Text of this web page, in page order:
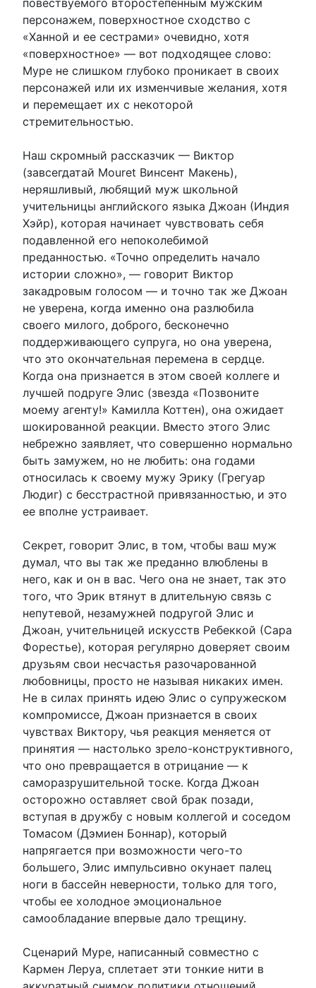
повествуемого второстепенным мужским
персонажем, поверхностное сходство с
«Ханной и ее сестрами» очевидно, хотя
«поверхностное» — вот подходящее слово:
Муре не слишком глубоко проникает в своих
персонажей или их изменчивые желания, хотя
и перемещает их с некоторой
стремительностью.
Наш скромный рассказчик — Виктор
(завсегдатай Mouret Винсент Макень),
неряшливый, любящий муж школьной
учительницы английского языка Джоан (Индия
Хэйр), которая начинает чувствовать себя
подавленной его непоколебимой
преданностью. «Точно определить начало
истории сложно», — говорит Виктор
закадровым голосом — и точно так же Джоан
не уверена, когда именно она разлюбила
своего милого, доброго, бесконечно
поддерживающего супруга, но она уверена,
что это окончательная перемена в сердце.
Когда она признается в этом своей коллеге и
лучшей подруге Элис (звезда «Позвоните
моему агенту!» Камилла Коттен), она ожидает
шокированной реакции. Вместо этого Элис
небрежно заявляет, что совершенно нормально
быть замужем, но не любить: она годами
относилась к своему мужу Эрику (Грегуар
Людиг) с бесстрастной привязанностью, и это
ее вполне устраивает.
Секрет, говорит Элис, в том, чтобы ваш муж
думал, что вы так же преданно влюблены в
него, как и он в вас. Чего она не знает, так это
того, что Эрик втянут в длительную связь с
непутевой, незамужней подругой Элис и
Джоан, учительницей искусств Ребеккой (Сара
Форестье), которая регулярно доверяет своим
друзьям свои несчастья разочарованной
любовницы, просто не называя никаких имен.
Не в силах принять идею Элис о супружеском
компромиссе, Джоан признается в своих
чувствах Виктору, чья реакция меняется от
принятия — настолько зрело-конструктивного,
что оно превращается в отрицание — к
саморазрушительной тоске. Когда Джоан
осторожно оставляет свой брак позади,
вступая в дружбу с новым коллегой и соседом
Томасом (Дэмиен Боннар), который
напрягается при возможности чего-то
большего, Элис импульсивно окунает палец
ноги в бассейн неверности, только для того,
чтобы ее холодное эмоциональное
самообладание впервые дало трещину.
Сценарий Муре, написанный совместно с
Кармен Леруа, сплетает эти тонкие нити в